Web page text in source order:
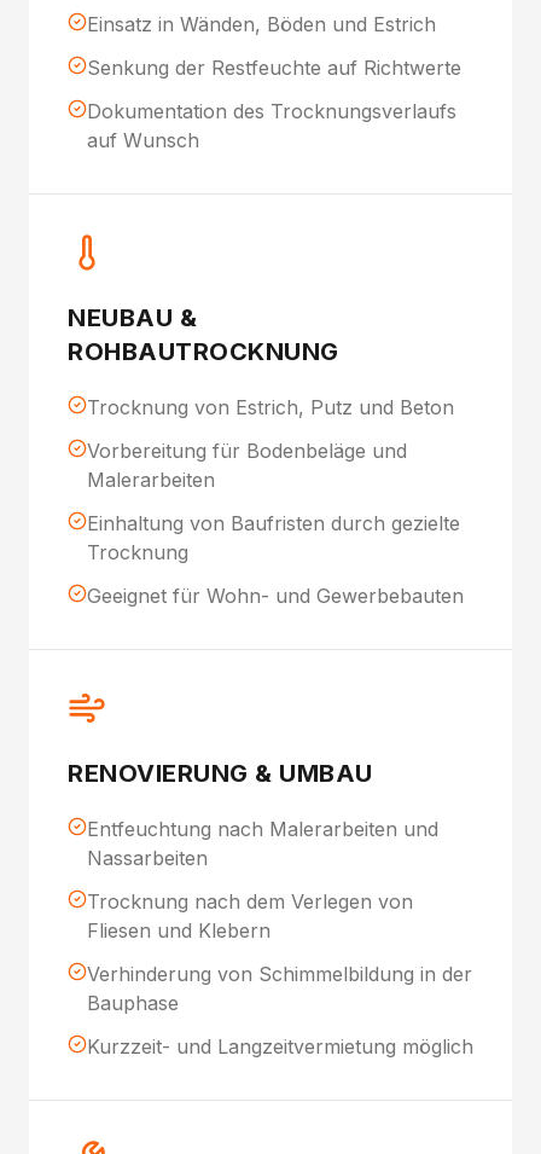
Einsatz in Wänden, Böden und Estrich
Senkung der Restfeuchte auf Richtwerte
Dokumentation des Trocknungsverlaufs
auf Wunsch
NEUBAU &
ROHBAUTROCKNUNG
Trocknung von Estrich, Putz und Beton
Vorbereitung für Bodenbeläge und
Malerarbeiten
Einhaltung von Baufristen durch gezielte
Trocknung
Geeignet für Wohn- und Gewerbebauten
RENOVIERUNG & UMBAU
Entfeuchtung nach Malerarbeiten und
Nassarbeiten
Trocknung nach dem Verlegen von
Fliesen und Klebern
Verhinderung von Schimmelbildung in der
Bauphase
Kurzzeit- und Langzeitvermietung möglich